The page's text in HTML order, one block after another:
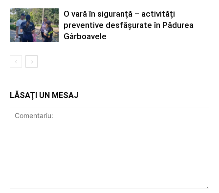
O vară în siguranță – activități
preventive desfășurate în Pădurea
Gârboavele
LĂSAȚI UN MESAJ